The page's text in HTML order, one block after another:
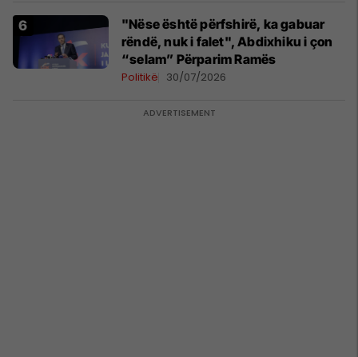
"Nëse është përfshirë, ka gabuar
rëndë, nuk i falet", Abdixhiku i çon
“selam” Përparim Ramës
Politikë 30/07/2026